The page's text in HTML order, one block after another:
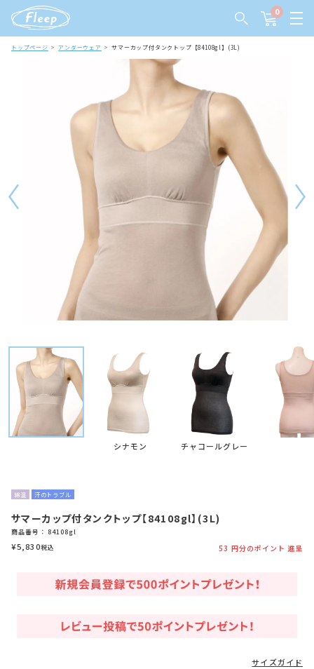
0
トップページ アンダーウェア サマーカップ付タンクトップ【84108gl】(3L)
シナモン チャコールグレー
綿混 汗のトラブル
サマーカップ付タンクトップ【84108gl】(3L)
商品番号 84108gl
¥5,830税込 53 円分のポイント 進呈
サイズガイド